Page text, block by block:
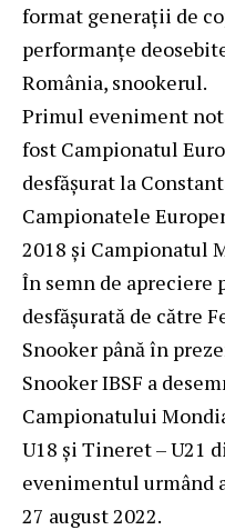
format generații de
performanțe
România, snookerul.
Primul eveniment
fost Campionatul
desfășurat la
Campionatele
2018 și Campionatul
În semn de apreciere
desfășurată de către
Snooker până în
Snooker IBSF a
Campionatului
U18 și Tineret – U21
evenimentul urmând
27 august 2022.